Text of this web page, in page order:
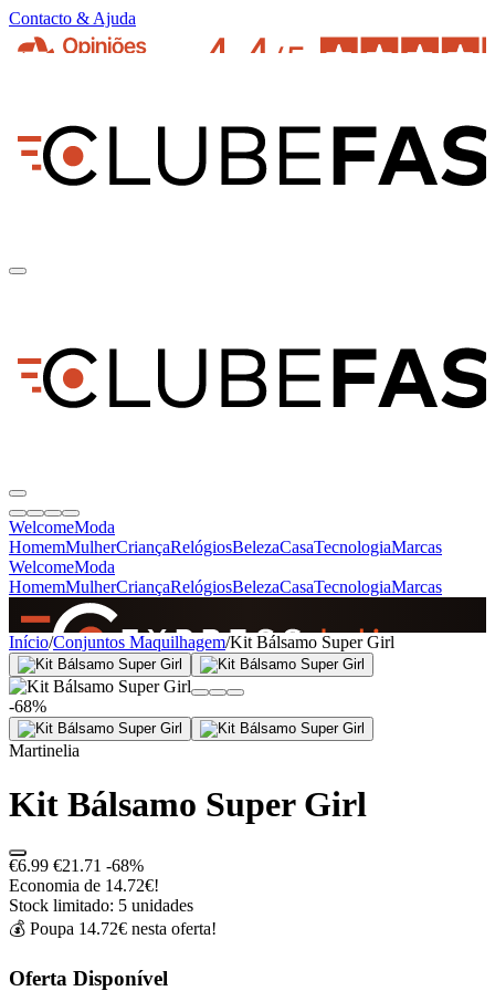
Contacto & Ajuda
WelcomeModa
HomemMulherCriançaRelógiosBelezaCasaTecnologiaMarcas
WelcomeModa
HomemMulherCriançaRelógiosBelezaCasaTecnologiaMarcas
SINCE 2005
+de 36.000 reviews
Início/Conjuntos Maquilhagem/Kit Bálsamo Super Girl
-68%
Martinelia
Kit Bálsamo Super Girl
€6.99 €21.71 -68%
Economia de 14.72€!
Stock limitado: 5 unidades
💰 Poupa 14.72€ nesta oferta!
Oferta Disponível